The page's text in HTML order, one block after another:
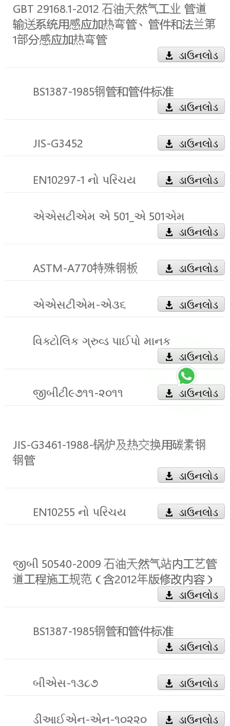
GBT 29168.1-2012 石油天然气工业 管道
输送系统用感应加热弯管、管件和法兰第
1部分感应加热弯管
ડાઉનલોડ
BS1387-1985钢管和管件标准
ડાઉનલોડ
JIS-G3452 ડાઉનલોડ
EN10297-1 નો પરિચય ડાઉનલોડ
એએસટીએમ એ 501_એ 501એમ
ડાઉનલોડ
ASTM-A770特殊钢板 ડાઉનલોડ
એએસટીએમ-એ૩૬ ડાઉનલોડ
વિક્ટોલિક ગ્રુવ્ડ પાઈપો માનક
ડાઉનલોડ
જીબીટી૯૭૧૧-૨૦૧૧ ડાઉનલોડ
JIS-G3461-1988-锅炉及热交换用碳素钢
钢管
ડાઉનલોડ
EN10255 નો પરિચય ડાઉનલોડ
જીબી 50540-2009 石油天然气站内工艺管
道工程施工规范（含2012年版修改内容）
ડાઉનલોડ
BS1387-1985钢管和管件标准
ડાઉનલોડ
બીએસ-૧૩૮૭ ડાઉનલોડ
ડીઆઈએન-એન-૧૦૨૨૦ ડાઉનલોડ